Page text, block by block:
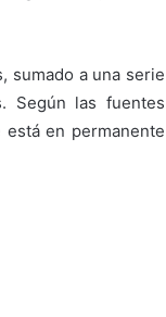
sumado a una serie
Según las fuentes
en permanente